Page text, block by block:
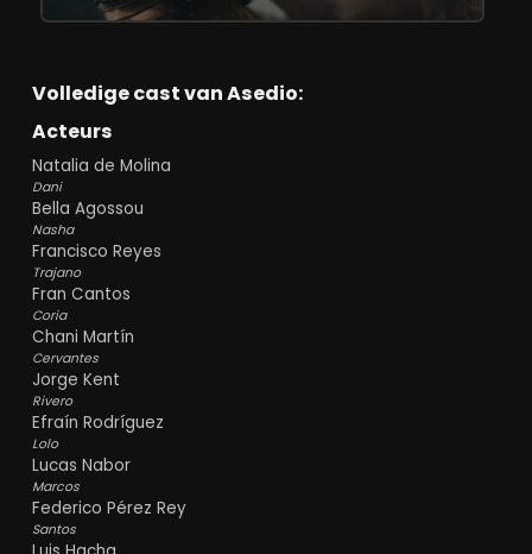
Volledige cast van Asedio:
Acteurs
Natalia de Molina
Dani
Bella Agossou
Nasha
Francisco Reyes
Trajano
Fran Cantos
Coria
Chani Martín
Cervantes
Jorge Kent
Rivero
Efraín Rodríguez
Lolo
Lucas Nabor
Marcos
Federico Pérez Rey
Santos